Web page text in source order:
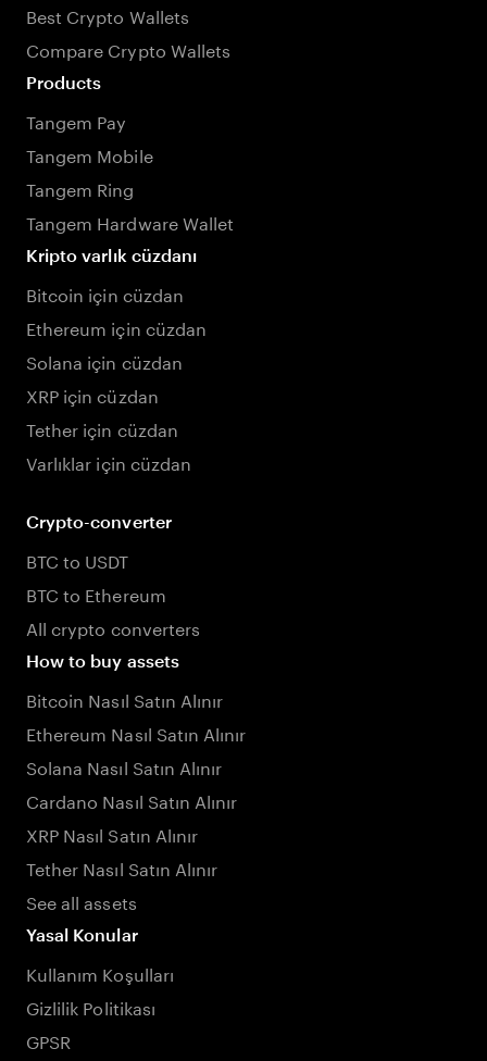
Best Crypto Wallets
Compare Crypto Wallets
Products
Tangem Pay
Tangem Mobile
Tangem Ring
Tangem Hardware Wallet
Kripto varlık cüzdanı
Bitcoin için cüzdan
Ethereum için cüzdan
Solana için cüzdan
XRP için cüzdan
Tether için cüzdan
Varlıklar için cüzdan
Crypto-converter
BTC to USDT
BTC to Ethereum
All crypto converters
How to buy assets
Bitcoin Nasıl Satın Alınır
Ethereum Nasıl Satın Alınır
Solana Nasıl Satın Alınır
Cardano Nasıl Satın Alınır
XRP Nasıl Satın Alınır
Tether Nasıl Satın Alınır
See all assets
Yasal Konular
Kullanım Koşulları
Gizlilik Politikası
GPSR